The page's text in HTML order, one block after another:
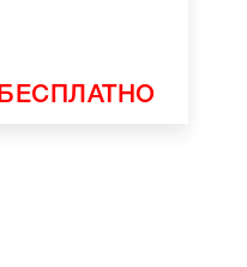
БЕСПЛАТНО